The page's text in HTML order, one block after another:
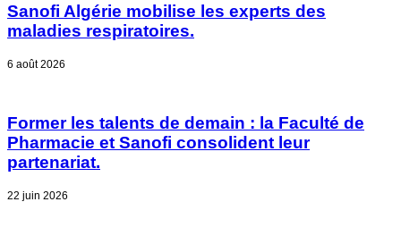
Sanofi Algérie mobilise les experts des
maladies respiratoires.
6 août 2026
Former les talents de demain : la Faculté de
Pharmacie et Sanofi consolident leur
partenariat.
22 juin 2026